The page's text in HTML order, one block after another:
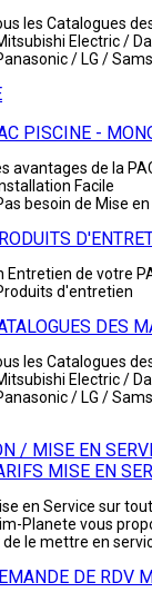
les Catalogues
Electric /
/ LG /
PISCINE -
avantages de la
Facile
besoin de Mise
Entretien de votre
d'entretien
DES
les Catalogues
Electric /
/ LG /
/ MISE EN
MISE EN
en Service sur
Planete vous
de le mettre en
DE RDV